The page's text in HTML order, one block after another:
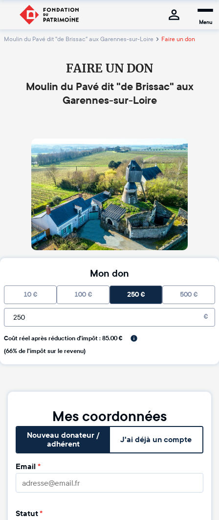
Menu
Moulin du Pavé dit "de Brissac" aux Garennes-sur-Loire Faire un don
FAIRE UN DON
Moulin du Pavé dit "de Brissac" aux
Garennes-sur-Loire
Mon don
10 € 100 € 250€ 500 €
€
Coût réel après réduction d'impôt : 85.00 €
(66% de l'impôt sur le revenu)
Mes coordonnées
Nouveau donateur /
adhérent
J'ai déjà un compte
Email *
Statut*